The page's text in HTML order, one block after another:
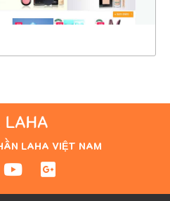
THỰC TẾ
LAHA VIỆT NAM